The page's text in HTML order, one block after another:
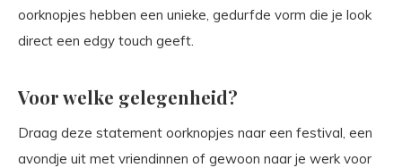
oorknopjes hebben een unieke, gedurfde vorm die je look
direct een edgy touch geeft.
Voor welke gelegenheid?
Draag deze statement oorknopjes naar een festival, een
avondje uit met vriendinnen of gewoon naar je werk voor